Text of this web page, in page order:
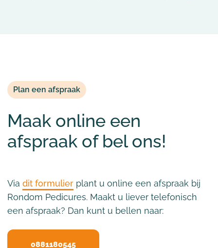
Plan een afspraak
Maak online een
afspraak of bel ons!
Via dit formulier plant u online een afspraak bij
Rondom Pedicures. Maakt u liever telefonisch
een afspraak? Dan kunt u bellen naar:
0881180545